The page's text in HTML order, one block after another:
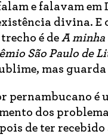
e falavam
divina. E
trecho é deA minha
São Paulo de
mas
pernambucano é
dos
de ter